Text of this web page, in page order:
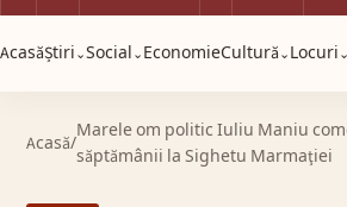
AcasăȘtiri ⌄Social ⌄ EconomieCultură ⌄ Locuri ⌄
Acasă/
Marele om politic Iuliu Maniu
săptămânii la Sighetu Marmaţiei